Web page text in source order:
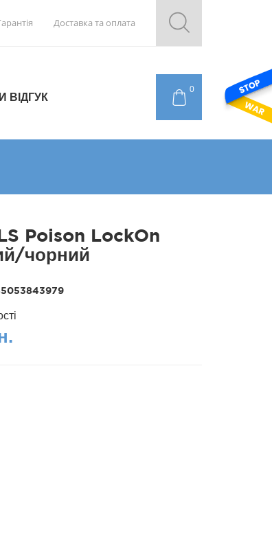
Доставка та оплата
0
ВІДГУК
Poison LockOn
чорний